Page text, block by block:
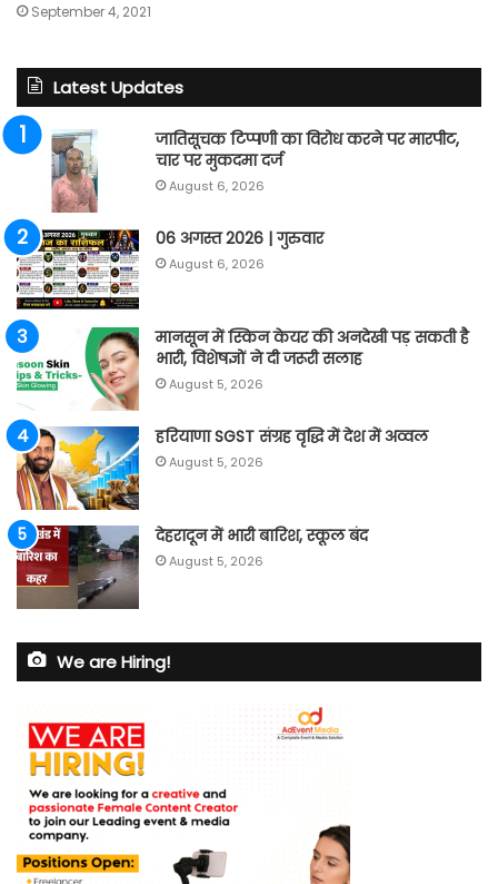
September 4, 2021
Latest Updates
जातिसूचक टिप्पणी का विरोध करने पर मारपीट,
चार पर मुकदमा दर्ज
August 6, 2026
06 अगस्त 2026 | गुरुवार
August 6, 2026
मानसून में स्किन केयर की अनदेखी पड़ सकती है
भारी, विशेषज्ञों ने दी जरूरी सलाह
August 5, 2026
हरियाणा SGST संग्रह वृद्धि में देश में अव्वल
August 5, 2026
देहरादून में भारी बारिश, स्कूल बंद
August 5, 2026
We are Hiring!